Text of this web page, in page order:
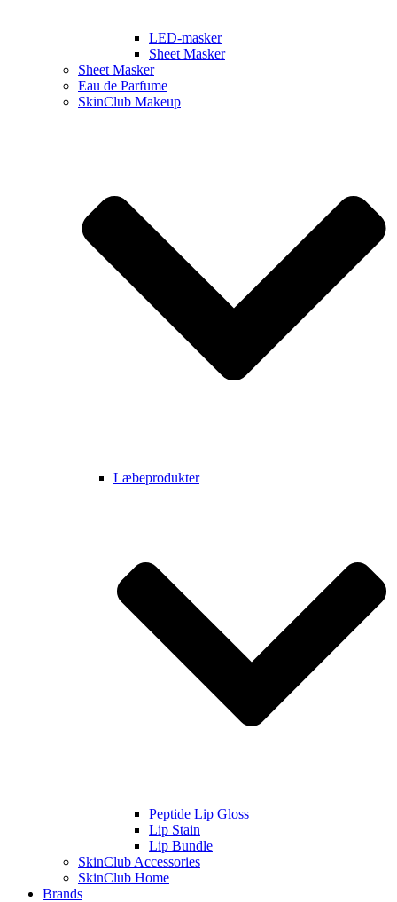
LED-masker
Sheet Masker
Sheet Masker
Eau de Parfume
SkinClub Makeup
Læbeprodukter
Peptide Lip Gloss
Lip Stain
Lip Bundle
SkinClub Accessories
SkinClub Home
Brands